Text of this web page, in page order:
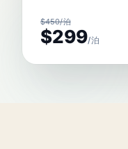
$450/泊
$299/泊